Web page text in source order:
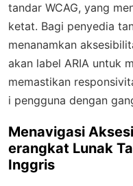
tandar WCAG, yang
ketat. Bagi penyedia
menanamkan
akan label ARIA untuk
memastikan
i pengguna dengan
Menavigasi
erangkat Lunak
Inggris